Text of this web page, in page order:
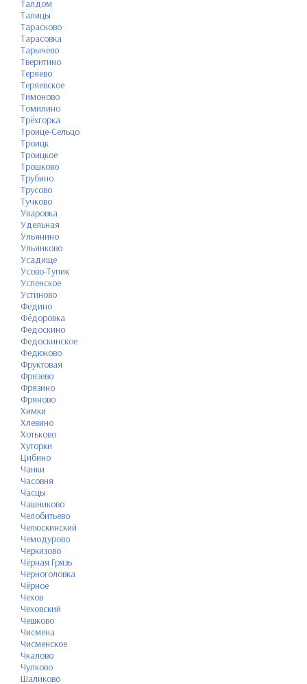
Талдом
Талицы
Тарасково
Тарасовка
Тарычёво
Тверитино
Теряево
Теряевское
Тимоново
Томилино
Трёхгорка
Троице-Сельцо
Троицк
Троицкое
Трошково
Трубино
Трусово
Тучково
Уваровка
Удельная
Ульянино
Ульянково
Усадище
Усово-Тупик
Успенское
Устиново
Федино
Фёдоровка
Федоскино
Федоскинское
Федюково
Фруктовая
Фрязево
Фрязино
Фряново
Химки
Хлевино
Хотьково
Хуторки
Цибино
Чанки
Часовня
Часцы
Чашниково
Челобитьево
Челюскинский
Чемодурово
Черкизово
Чёрная Грязь
Черноголовка
Чёрное
Чехов
Чеховский
Чешково
Чисмена
Чисменское
Чкалово
Чулково
Шаликово